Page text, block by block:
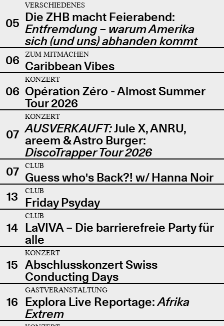
05
VERSCHIEDENES
Die ZHB macht Feierabend:
Entfremdung – warum Amerika
sich (und uns) abhanden kommt
06
ZUM MITMACHEN
Caribbean Vibes
06
KONZERT
Opération Zéro - Almost Summer
Tour 2026
07
KONZERT
AUSVERKAUFT:Jule X, ANRU,
areem & Astro Burger:
DiscoTrapper Tour 2026
07
CLUB
Guess who's Back?! w/ Hanna Noir
13
CLUB
Friday Psyday
14
CLUB
LaVIVA – Die barrierefreie Party für
alle
15
KONZERT
Abschlusskonzert Swiss
Conducting Days
16
GASTVERANSTALTUNG
Explora Live Reportage:Afrika
Extrem